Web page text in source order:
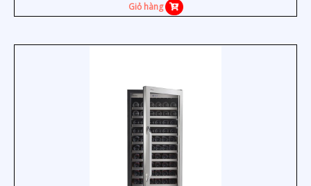
Giỏ hàng